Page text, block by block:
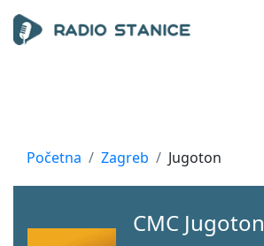
Početna Zagreb Jugoton
CMC Jugoton